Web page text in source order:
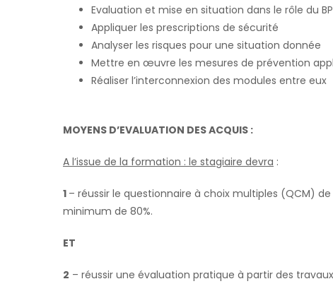
Evaluation et mise en situation dans le rôle du BP
Appliquer les prescriptions de sécurité
Analyser les risques pour une situation donnée
Mettre en œuvre les mesures de prévention
Réaliser l’interconnexion des modules entre eux
MOYENS D’EVALUATION DES ACQUIS :
A l’issue de la formation : le stagiaire devra :
1 – réussir le questionnaire à choix multiples (QCM)
minimum de 80%.
ET
2 – réussir une évaluation pratique à partir des